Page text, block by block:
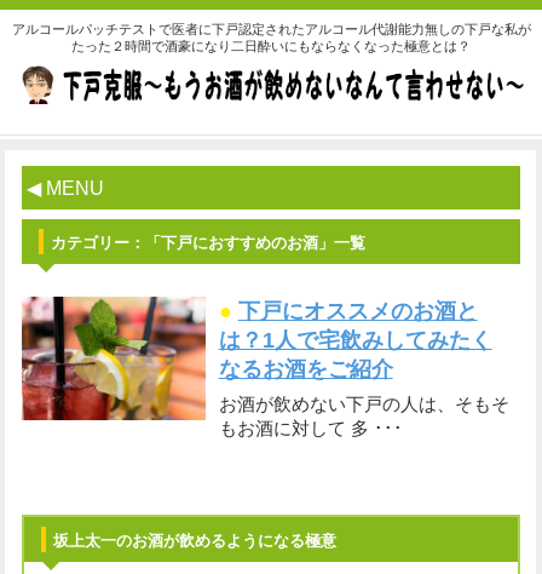
アルコールパッチテストで医者に下戸認定されたアルコール代謝能力無しの下戸な私が
たった２時間で酒豪になり二日酔いにもならなくなった極意とは？
◀ MENU
カテゴリー：「下戸におすすめのお酒」一覧
● 下戸にオススメのお酒と
は？1人で宅飲みしてみたく
なるお酒をご紹介
お酒が飲めない下戸の人は、そもそ
もお酒に対して 多 ･･･
坂上太一のお酒が飲めるようになる極意